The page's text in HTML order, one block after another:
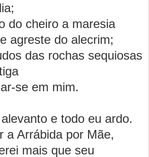
a;
do cheiro a maresia
agreste do alecrim;
das rochas sequiosas
a
ar-se em mim.
alevanto e todo eu ardo.
r aArrábida por Mãe,
mais que seu